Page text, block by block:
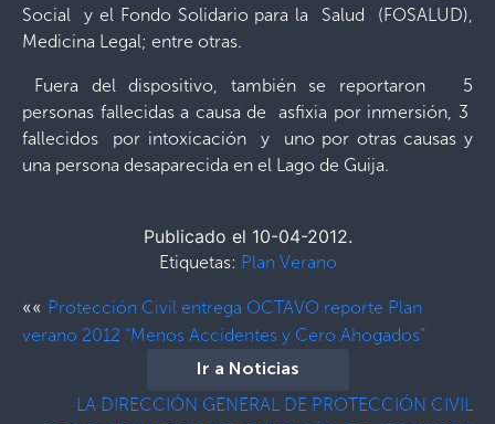
Social y el Fondo Solidario para la Salud (FOSALUD),
Medicina Legal; entre otras.
Fuera del dispositivo, también se reportaron 5
personas fallecidas a causa de asfixia por inmersión, 3
fallecidos por intoxicación y uno por otras causas y
una persona desaparecida en el Lago de Guija.
Publicado el 10-04-2012.
Etiquetas: Plan Verano
«« Protección Civil entrega OCTAVO reporte Plan
verano 2012 “Menos Accidentes y Cero Ahogados”
Ir a Noticias
LA DIRECCIÓN GENERAL DE PROTECCIÓN CIVIL